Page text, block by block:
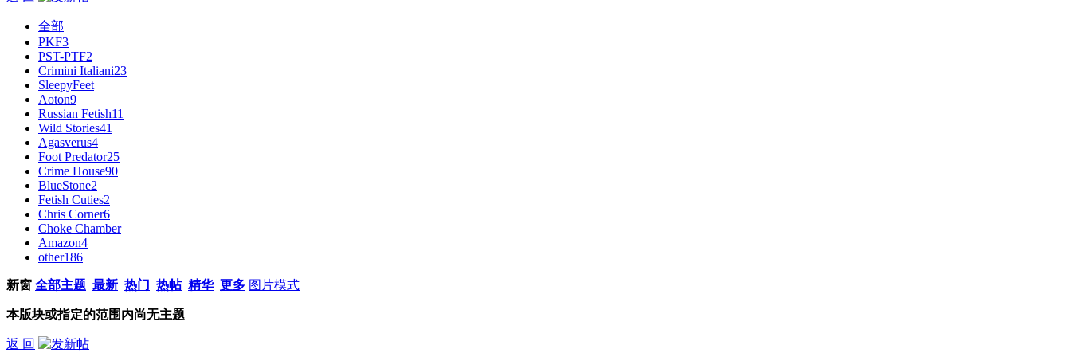
全部
PKF3
PST-PTF2
Crimini Italiani23
SleepyFeet
Aoton9
Russian Fetish11
Wild Stories41
Agasverus4
Foot Predator25
Crime House90
BlueStone2
Fetish Cuties2
Chris Corner6
Choke Chamber
Amazon4
other186
新窗 全部主题 最新 热门 热帖 精华 更多 图片模式
本版块或指定的范围内尚无主题
返 回